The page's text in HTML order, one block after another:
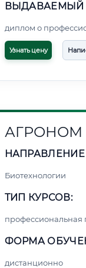
ВЫДАВАЕМЫЙ
диплом о
Узнать цену
АГРОНОМ
Биотехнологии
ТИП КУРСОВ:
профессиональная
ФОРМА
дистанционно